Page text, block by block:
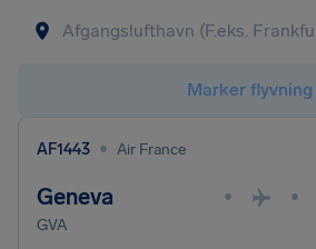
Marker flyvning
AF1443 • Air France
Geneva • •
GVA